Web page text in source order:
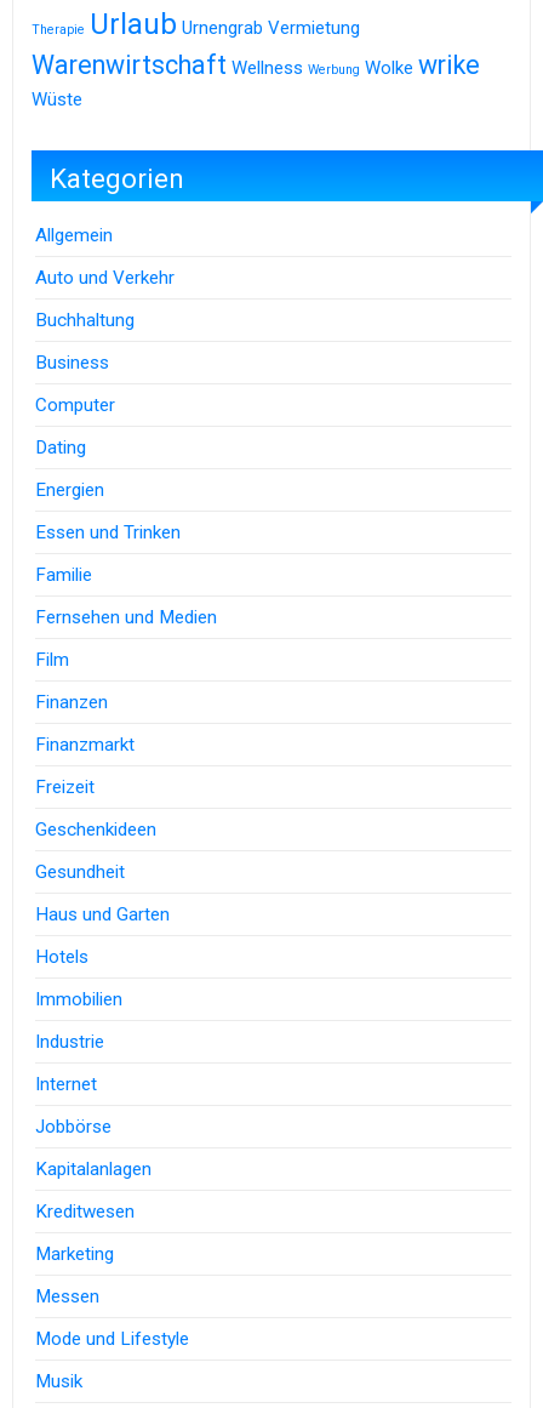
Therapie Urlaub Urnengrab Vermietung
Warenwirtschaft Wellness Werbung Wolke wrike
Wüste
Kategorien
Allgemein
Auto und Verkehr
Buchhaltung
Business
Computer
Dating
Energien
Essen und Trinken
Familie
Fernsehen und Medien
Film
Finanzen
Finanzmarkt
Freizeit
Geschenkideen
Gesundheit
Haus und Garten
Hotels
Immobilien
Industrie
Internet
Jobbörse
Kapitalanlagen
Kreditwesen
Marketing
Messen
Mode und Lifestyle
Musik